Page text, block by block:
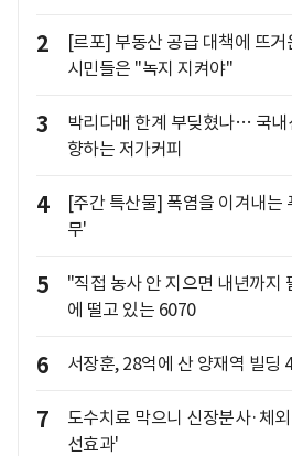
2
[르포] 부동산 공급 대책에 뜨
시민들은 "녹지 지켜야"
3
박리다매 한계 부딪혔나… 국내
향하는 저가커피
4
[주간 특산물] 폭염을 이겨내
무'
5
"직접 농사 안 지으면 내년까
에 떨고 있는 6070
6 서장훈, 28억에 산 양재역 빌딩
7
도수치료 막으니 신장분사·체
선효과'